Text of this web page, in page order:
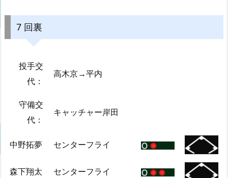
7 回裏
投手交
代：
高木京→平内
守備交
代：
キャッチャー岸田
中野拓夢 センターフライ
森下翔太 センターフライ